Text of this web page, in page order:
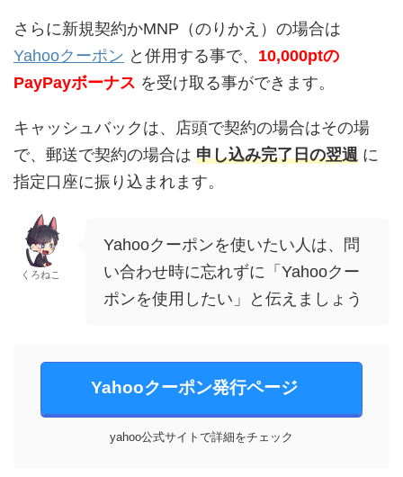
さらに新規契約かMNP（のりかえ）の場合は
Yahooクーポン と併用する事で、 10,000ptの
PayPayボーナス を受け取る事ができます。
キャッシュバックは、店頭で契約の場合はその場
で、郵送で契約の場合は 申し込み完了日の翌週 に
指定口座に振り込まれます。
くろねこ
Yahooクーポンを使いたい人は、問
い合わせ時に忘れずに「Yahooクー
ポンを使用したい」と伝えましょう
Yahooクーポン発行ページ
yahoo公式サイトで詳細をチェック